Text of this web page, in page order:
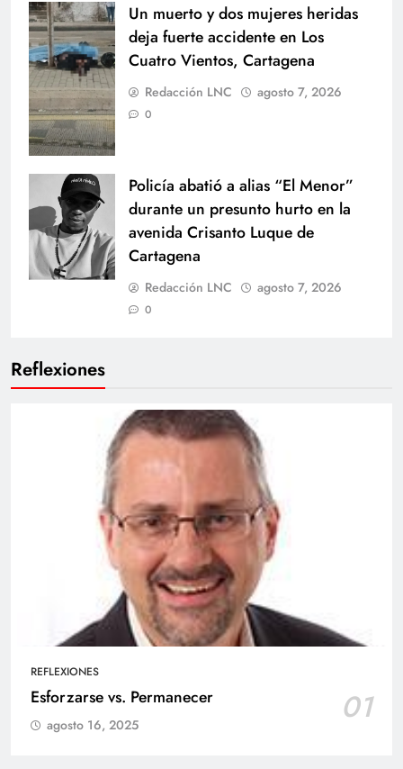
Reflexiones
REFLEXIONES
Esforzarse vs. Permanecer 01
agosto 16, 2025
Un muerto y dos mujeres heridas
deja fuerte accidente en Los
Cuatro Vientos, Cartagena
Redacción LNC agosto 7, 2026
0
Policía abatió a alias “El Menor”
durante un presunto hurto en la
avenida Crisanto Luque de
Cartagena
Redacción LNC agosto 7, 2026
0